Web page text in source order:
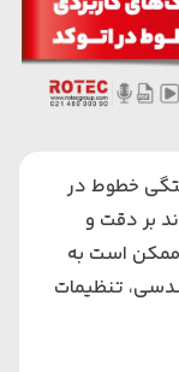
خطوط در
بر دقت و
ممکن است به
تنظیمات